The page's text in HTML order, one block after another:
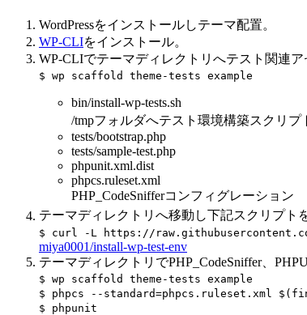
WordPressをインストールしテーマ配置。
WP-CLIをインストール。
WP-CLIでテーマディレクトリへテスト関連ア
$ wp scaffold theme-tests example
bin/install-wp-tests.sh
/tmpフォルダへテスト環境構築スクリプ
tests/bootstrap.php
tests/sample-test.php
phpunit.xml.dist
phpcs.ruleset.xml
PHP_CodeSnifferコンフィグレーション
テーマディレクトリへ移動し下記スクリプト
$ curl -L https://
miya0001/install-wp-test-env
テーマディレクトリでPHP_CodeSniffer、
$ wp scaffold theme-tests example
$ phpcs --standard=phpcs.ruleset.xml
$ phpunit